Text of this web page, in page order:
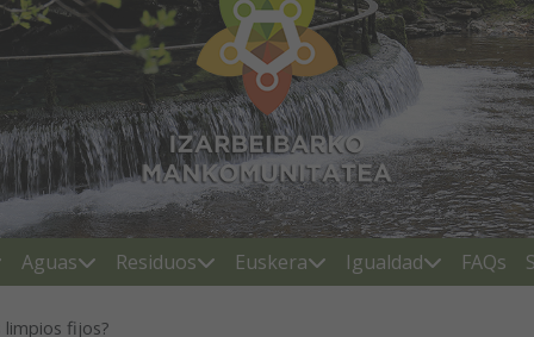
Aguas Residuos Euskera Igualdad FAQs
limpios fijos?